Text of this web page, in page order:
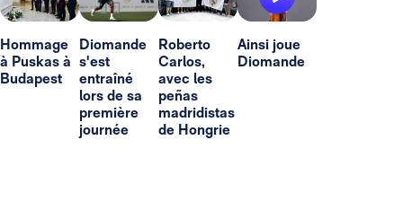
Hommage
à Puskas à
Budapest
Diomande
s'est
entraîné
lors de sa
première
journée
Roberto
Carlos,
avec les
peñas
madridistas
de Hongrie
Ainsi joue
Diomande